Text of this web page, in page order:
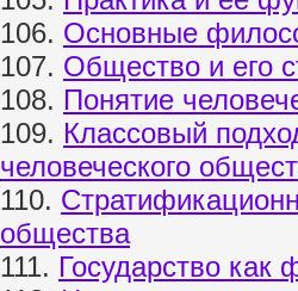
106. Основные
107. Общество и его
108. Понятие
109. Классовый
человеческого
110.
общества
111. Государство как